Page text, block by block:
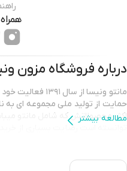
درباره فروشگاه مزون
مانتو ونیسا از
حمایت از تولید ملی مجموعه ای به
توانسته است رضایت بسیاری از
مطالعه بیشتر